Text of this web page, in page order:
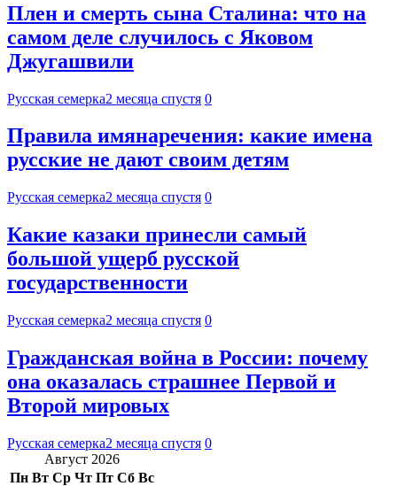
Плен и смерть сына Сталина: что на
самом деле случилось с Яковом
Джугашвили
Русская семерка2 месяца спустя 0
Правила имянаречения: какие имена
русские не дают своим детям
Русская семерка2 месяца спустя 0
Какие казаки принесли самый
большой ущерб русской
государственности
Русская семерка2 месяца спустя 0
Гражданская война в России: почему
она оказалась страшнее Первой и
Второй мировых
Русская семерка2 месяца спустя 0
Август 2026
Пн Вт Ср Чт Пт Сб Вс